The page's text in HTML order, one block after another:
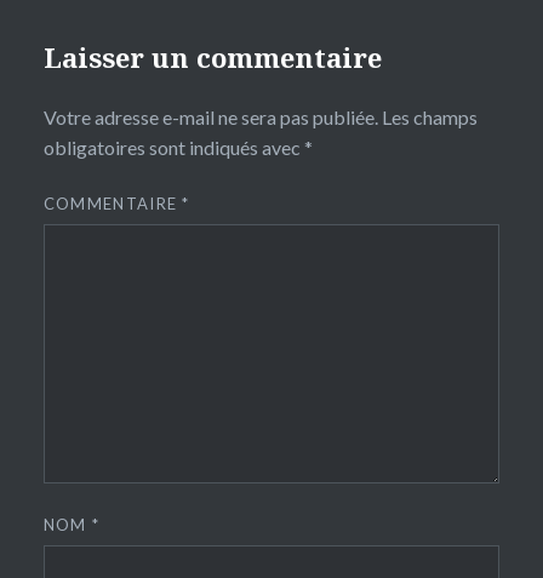
Laisser un commentaire
Votre adresse e-mail ne sera pas publiée. Les champs
obligatoires sont indiqués avec *
COMMENTAIRE*
NOM*